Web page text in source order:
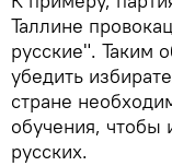
Таллине
русские". Таким
убедить
стране
обучения, чтобы
русских.